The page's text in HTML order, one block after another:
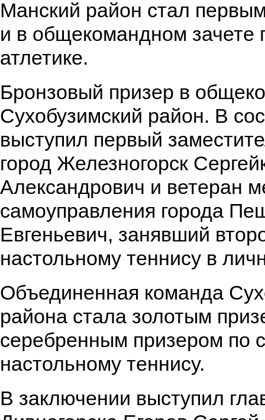
Манский район стал
и в общекомандном зачете
атлетике.
Бронзовый призер в
Сухобузимский район. В
выступил первый
город Железногорск
Александрович и ветеран
самоуправления города
Евгеньевич, занявший
настольному теннису в
Объединенная команда
района стала золотым
серебренным призером по
настольному теннису.
В заключении выступил